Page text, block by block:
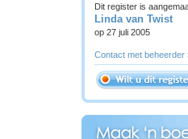
Dit register is
Linda van Twist
op 27 juli 2005
Contact met beheerder